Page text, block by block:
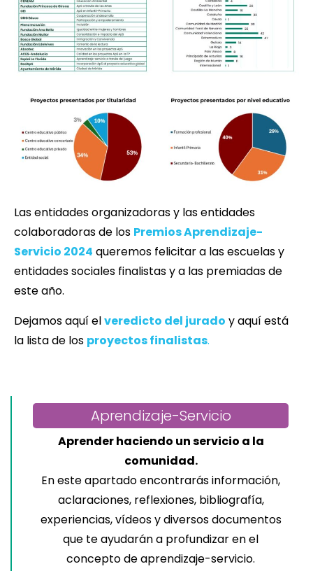
Las entidades organizadoras y las entidades
colaboradoras de los Premios Aprendizaje-
Servicio 2024 queremos felicitar a las escuelas y
entidades sociales finalistas y a las premiadas de
este año.
Dejamos aquí elveredicto del jurado y aquí está
la lista de los proyectos finalistas.
Aprendizaje-Servicio
Aprender haciendo un servicio a la
comunidad.
En este apartado encontrarás información,
aclaraciones, reflexiones, bibliografía,
experiencias, vídeos y diversos documentos
que te ayudarán a profundizar en el
concepto de aprendizaje-servicio.